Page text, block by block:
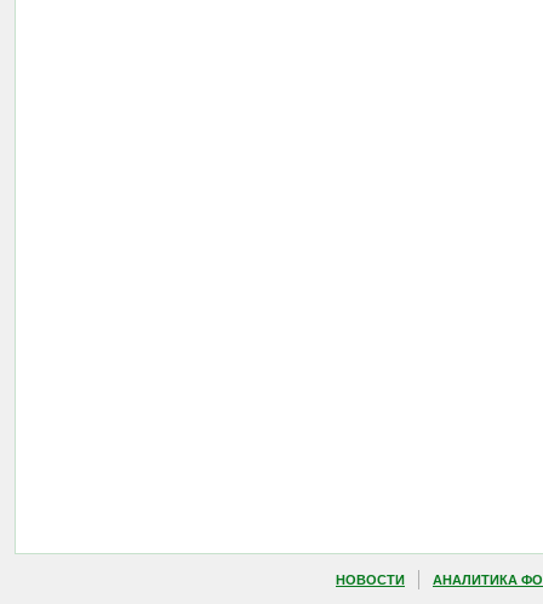
НОВОСТИ АНАЛИТИКА